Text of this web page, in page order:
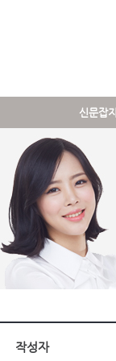
신문잡지
작성자